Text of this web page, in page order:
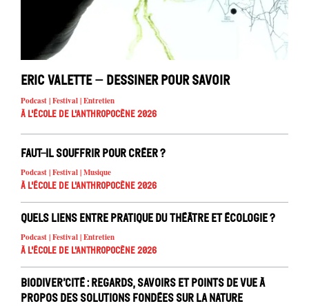
Eric Valette – Dessiner pour savoir
Podcast | Festival | Entretien
À l'école de l'Anthropocène 2026
Faut-il souffrir pour créer ?
Podcast | Festival | Musique
À l'école de l'Anthropocène 2026
Quels liens entre pratique du théâtre et écologie ?
Podcast | Festival | Entretien
À l'école de l'Anthropocène 2026
Biodiver’cité : regards, savoirs et points de vue à
propos des solutions fondées sur la nature